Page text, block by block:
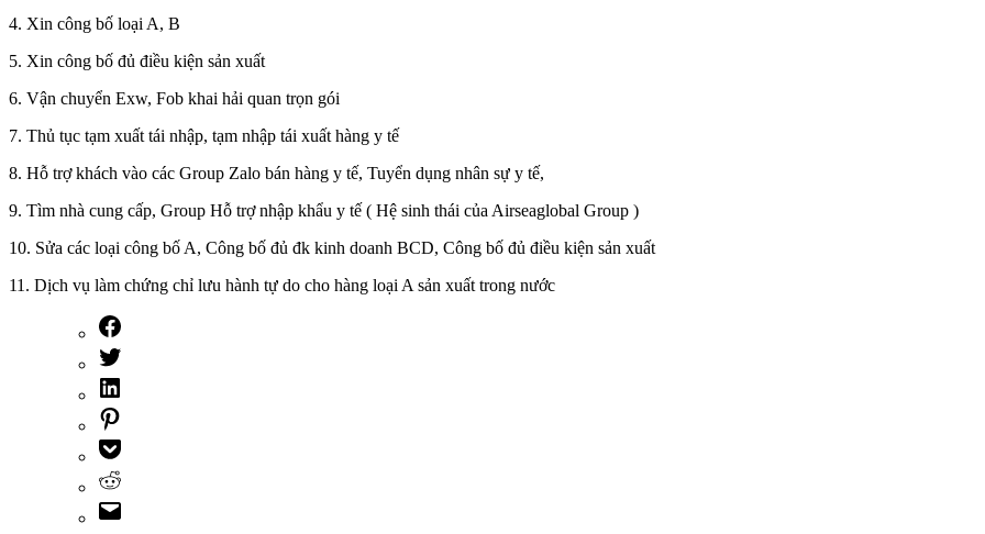
4. Xin công bố loại A, B
5. Xin công bố đủ điều kiện sản xuất
6. Vận chuyển Exw, Fob khai hải quan trọn gói
7. Thủ tục tạm xuất tái nhập, tạm nhập tái xuất hàng y tế
8. Hỗ trợ khách vào các Group Zalo bán hàng y tế, Tuyển dụng nhân sự y tế,
9. Tìm nhà cung cấp, Group Hỗ trợ nhập khẩu y tế ( Hệ sinh thái của Airseaglobal Group )
10. Sửa các loại công bố A, Công bố đủ đk kinh doanh BCD, Công bố đủ điều kiện sản xuất
11. Dịch vụ làm chứng chỉ lưu hành tự do cho hàng loại A sản xuất trong nước